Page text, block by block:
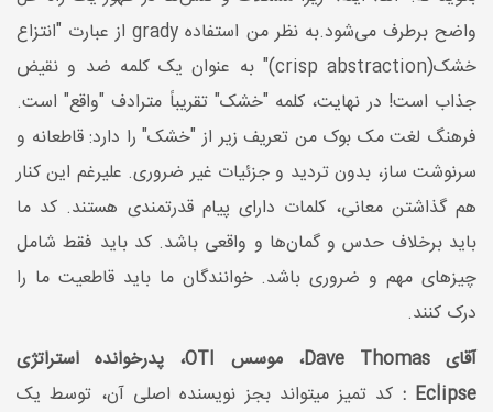
واضح برطرف می‌شود.به نظر من استفاده grady از عبارت "انتزاع
خشک(crisp abstraction)" به عنوان یک کلمه ضد و نقیض
جذاب است! در نهایت، کلمه "خشک" تقریباً مترادف "واقع" است.
فرهنگ لغت مک بوک من تعریف زیر از "خشک" را دارد: قاطعانه و
سرنوشت ساز، بدون تردید و جزئیات غیر ضروری. علیرغم این کنار
هم گذاشتن معانی، کلمات دارای پیام قدرتمندی هستند. کد ما
باید برخلاف حدس و گمان‌ها و واقعی باشد. کد باید فقط شامل
چیزهای مهم و ضروری باشد. خوانندگان ما باید قاطعیت ما را
درک کنند.
آقای Dave Thomas، موسس OTI، پدرخوانده استراتژی
Eclipse :
کد تمیز میتواند بجز نویسنده اصلی آن، توسط یک